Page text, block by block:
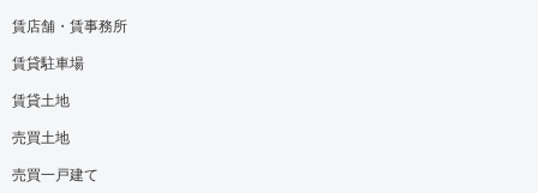
賃店舗・賃事務所
賃貸駐車場
賃貸土地
売買土地
売買一戸建て